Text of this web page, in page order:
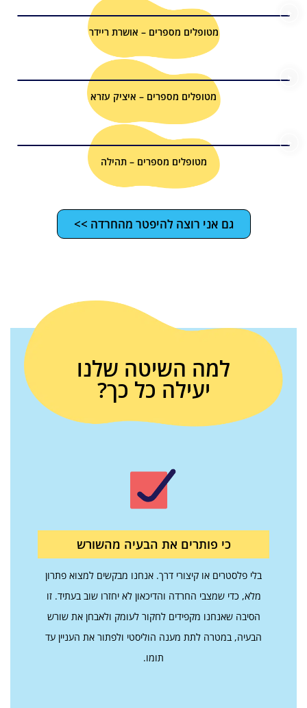
מטופלים מספרים – אושרת ריידר
מטופלים מספרים – איציק עזרא
מטופלים מספרים – תהילה
גם אני רוצה להיפטר מהחרדה >>
למה השיטה שלנו
יעילה כל כך?
כי פותרים את הבעיה מהשורש
בלי פלסטרים או קיצורי דרך. אנחנו מבקשים למצוא פתרון
מלא, כדי שמצבי החרדה והדיכאון לא יחזרו שוב בעתיד. זו
הסיבה שאנחנו מקפידים לחקור לעומק ולאבחן את שורש
הבעיה, במטרה לתת מענה הוליסטי ולפתור את העניין עד
תומו.